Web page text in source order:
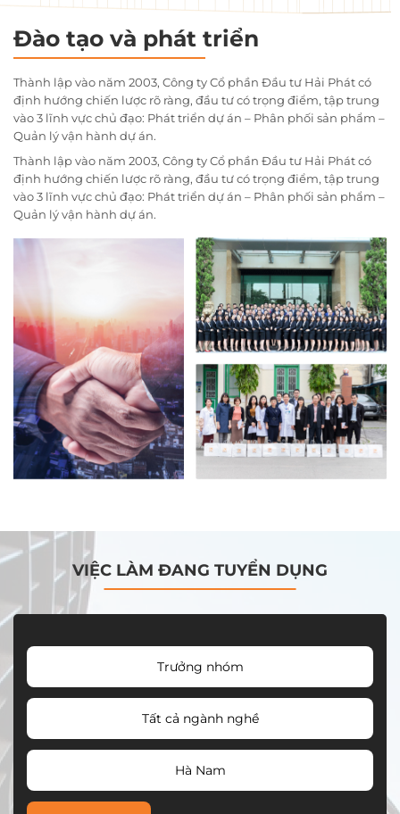
Đào tạo và phát triển
Thành lập vào năm 2003, Công ty Cổ phần Đầu tư Hải Phát có
định hướng chiến lược rõ ràng, đầu tư có trọng điểm, tập trung
vào 3 lĩnh vực chủ đạo: Phát triển dự án – Phân phối sản phẩm –
Quản lý vận hành dự án.
Thành lập vào năm 2003, Công ty Cổ phần Đầu tư Hải Phát có
định hướng chiến lược rõ ràng, đầu tư có trọng điểm, tập trung
vào 3 lĩnh vực chủ đạo: Phát triển dự án – Phân phối sản phẩm –
Quản lý vận hành dự án.
VIỆC LÀM ĐANG TUYỂN DỤNG
Trưởng nhóm
Tất cả ngành nghề
Hà Nam